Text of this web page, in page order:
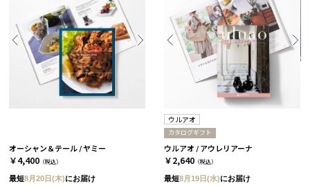
オーシャン＆テール / ヤミー
￥4,400 （税込）
最短8月20日(木)にお届け
ウルアオ
カタログギフト
ウルアオ / アウレリアーナ
￥2,640 （税込）
最短8月19日(水)にお届け